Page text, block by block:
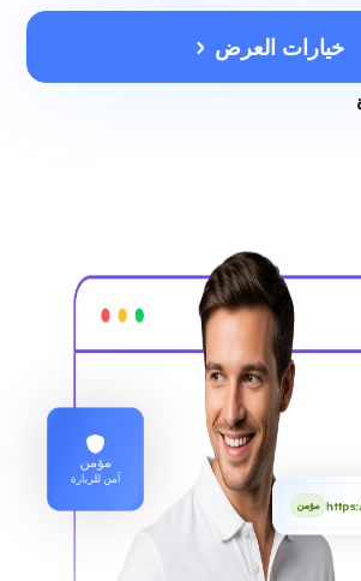
خيارات العرض
مؤمن
آمن للزيارة
مؤمن